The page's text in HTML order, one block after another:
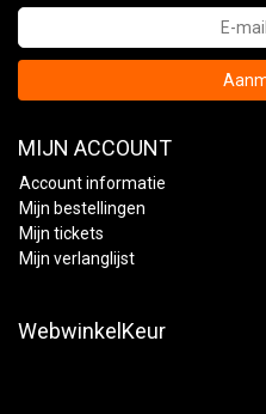
MIJN ACCOUNT
Account informatie
Mijn bestellingen
Mijn tickets
Mijn verlanglijst
WebwinkelKeur